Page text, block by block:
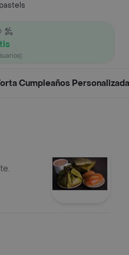
Cumpleaños Personalizada